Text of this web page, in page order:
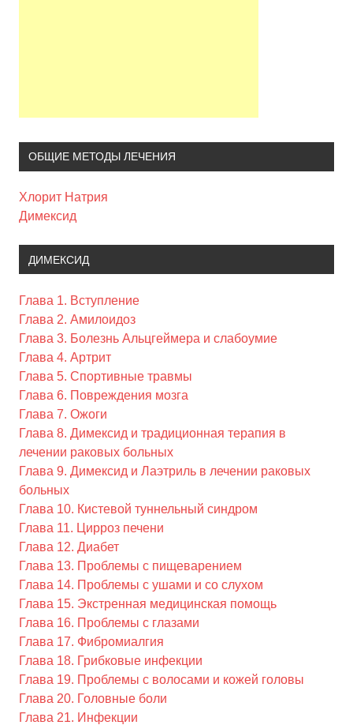
ОБЩИЕ МЕТОДЫ ЛЕЧЕНИЯ
Хлорит Натрия
Димексид
ДИМЕКСИД
Глава 1. Вступление
Глава 2. Амилоидоз
Глава 3. Болезнь Альцгеймера и слабоумие
Глава 4. Артрит
Глава 5. Спортивные травмы
Глава 6. Повреждения мозга
Глава 7. Ожоги
Глава 8. Димексид и традиционная терапия в
лечении раковых больных
Глава 9. Димексид и Лаэтриль в лечении раковых
больных
Глава 10. Кистевой туннельный синдром
Глава 11. Цирроз печени
Глава 12. Диабет
Глава 13. Проблемы с пищеварением
Глава 14. Проблемы с ушами и со слухом
Глава 15. Экстренная медицинская помощь
Глава 16. Проблемы с глазами
Глава 17. Фибромиалгия
Глава 18. Грибковые инфекции
Глава 19. Проблемы с волосами и кожей головы
Глава 20. Головные боли
Глава 21. Инфекции